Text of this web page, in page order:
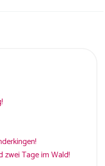
zwei Tage im Wald!